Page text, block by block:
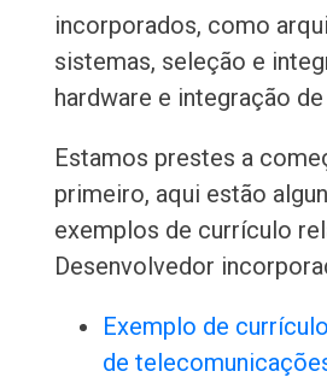
incorporados, como
sistemas, seleção e
hardware e integração
Estamos prestes a
primeiro, aqui estão
exemplos de currículo
Desenvolvedor
Exemplo de
de